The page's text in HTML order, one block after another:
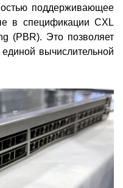
поддерживающее
в спецификации CXL
(PBR). Это позволяет
вычислительной